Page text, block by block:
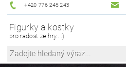
+420 776 245 243
Figurky a kostky
pro radost ze hry.. :)